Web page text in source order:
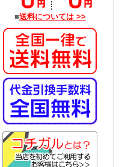
■送料については >>